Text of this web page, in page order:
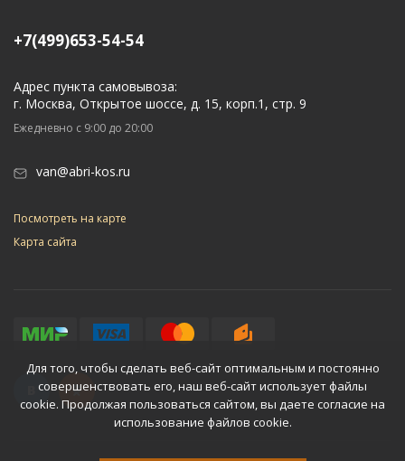
Для того, чтобы сделать веб-сайт оптимальным и постоянно
совершенствовать его, наш веб-сайт использует файлы
cookie. Продолжая пользоваться сайтом, вы даете согласие на
использование файлов cookie.
+7(499)653-54-54
Адрес пункта самовывоза:
г. Москва, Открытое шоссе, д. 15, корп.1, стр. 9
Ежедневно с 9:00 до 20:00
van@abri-kos.ru
Посмотреть на карте
Карта сайта